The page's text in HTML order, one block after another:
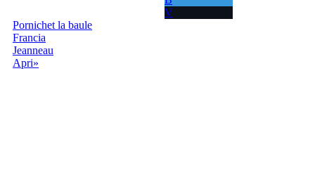
V
Pornichet la baule
Francia
Jeanneau
Apri»